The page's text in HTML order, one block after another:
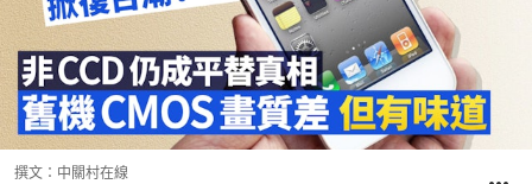
撰文： 中關村在線